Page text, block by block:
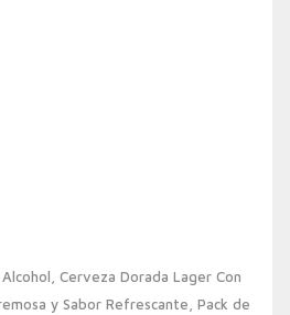
Alcohol, Cerveza Dorada Lager Con
y Sabor Refrescante, Pack de